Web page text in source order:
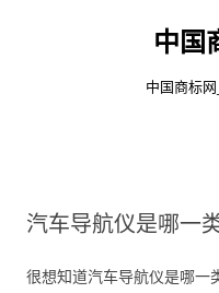
中国
中国商标
汽车导航仪是哪一
很想知道汽车导航仪是哪一